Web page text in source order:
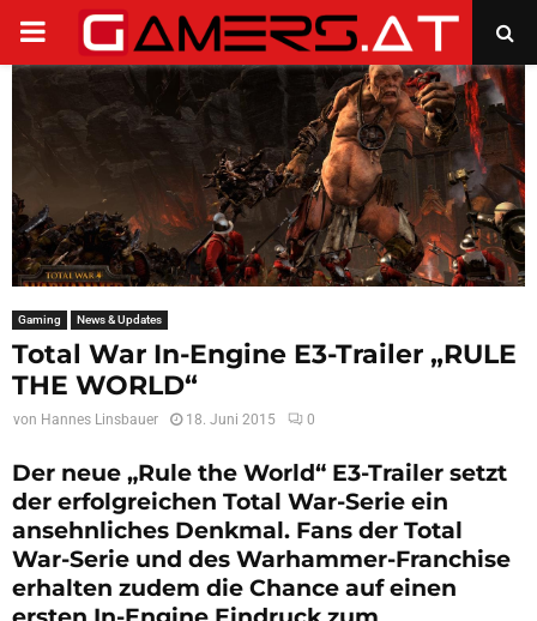
PRIMARY
Gaming News & Updates
Total War In-Engine E3-Trailer „RULE
THE WORLD“
von Hannes Linsbauer 18. Juni 2015 0
Der neue „Rule the World“ E3-Trailer setzt
der erfolgreichen Total War-Serie ein
ansehnliches Denkmal. Fans der Total
War-Serie und des Warhammer-Franchise
erhalten zudem die Chance auf einen